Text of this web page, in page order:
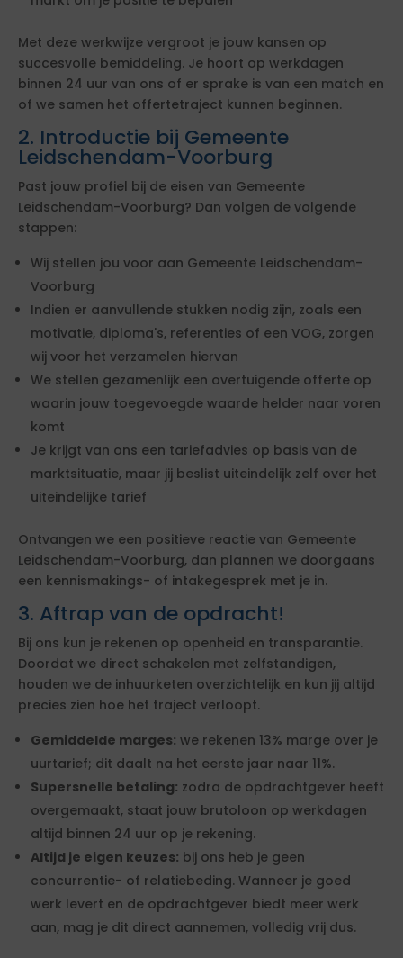
Met deze werkwijze vergroot je jouw kansen op
succesvolle bemiddeling. Je hoort op werkdagen
binnen 24 uur van ons of er sprake is van een match en
of we samen het offertetraject kunnen beginnen.
2. Introductie bij Gemeente
Leidschendam-Voorburg
Past jouw profiel bij de eisen van Gemeente
Leidschendam-Voorburg? Dan volgen de volgende
stappen:
Wij stellen jou voor aan Gemeente Leidschendam-
Voorburg
Indien er aanvullende stukken nodig zijn, zoals een
motivatie, diploma's, referenties of een VOG, zorgen
wij voor het verzamelen hiervan
We stellen gezamenlijk een overtuigende offerte op
waarin jouw toegevoegde waarde helder naar voren
komt
Je krijgt van ons een tariefadvies op basis van de
marktsituatie, maar jij beslist uiteindelijk zelf over het
uiteindelijke tarief
Ontvangen we een positieve reactie van Gemeente
Leidschendam-Voorburg, dan plannen we doorgaans
een kennismakings- of intakegesprek met je in.
3. Aftrap van de opdracht!
Bij ons kun je rekenen op openheid en transparantie.
Doordat we direct schakelen met zelfstandigen,
houden we de inhuurketen overzichtelijk en kun jij altijd
precies zien hoe het traject verloopt.
Gemiddelde marges: we rekenen 13% marge over je
uurtarief; dit daalt na het eerste jaar naar 11%.
Supersnelle betaling: zodra de opdrachtgever heeft
overgemaakt, staat jouw brutoloon op werkdagen
altijd binnen 24 uur op je rekening.
Altijd je eigen keuzes: bij ons heb je geen
concurrentie- of relatiebeding. Wanneer je goed
werk levert en de opdrachtgever biedt meer werk
aan, mag je dit direct aannemen, volledig vrij dus.